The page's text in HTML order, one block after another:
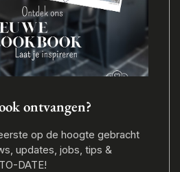
ontvangen?
op de hoogte gebracht
updates, jobs, tips &
DATE!